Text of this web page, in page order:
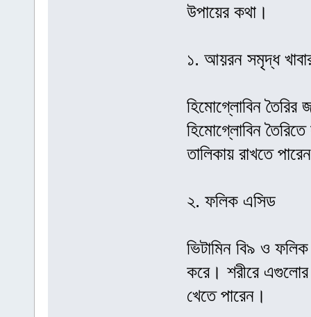
উপায়ের কথা।
১. আয়রন সমৃদ্ধ
হিমোগ্লোবিন
হিমোগ্লোবিন
তালিকায় রাখতে
২. ফলিক এসিড
ভিটামিন বি৯ ও
করে। শরীরে এগুলোর
খেতে পারেন।